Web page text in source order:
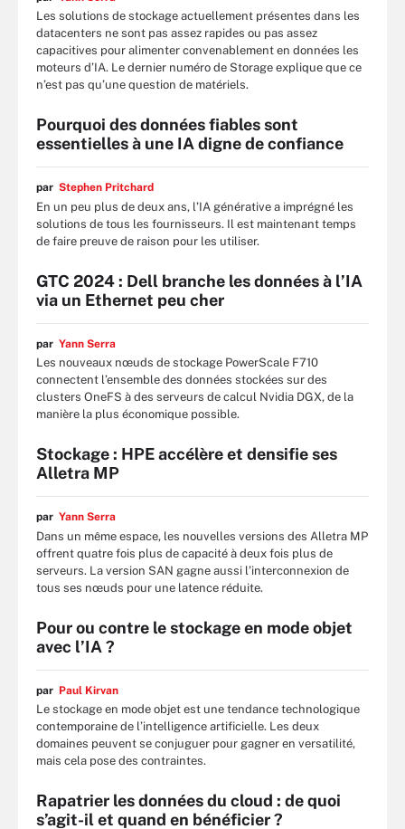
Les solutions de stockage actuellement présentes dans les
datacenters ne sont pas assez rapides ou pas assez
capacitives pour alimenter convenablement en données les
moteurs d’IA. Le dernier numéro de Storage explique que ce
n’est pas qu’une question de matériels.
Pourquoi des données fiables sont
essentielles à une IA digne de confiance
par Stephen Pritchard
En un peu plus de deux ans, l’IA générative a imprégné les
solutions de tous les fournisseurs. Il est maintenant temps
de faire preuve de raison pour les utiliser.
GTC 2024 : Dell branche les données à l’IA
via un Ethernet peu cher
par Yann Serra
Les nouveaux nœuds de stockage PowerScale F710
connectent l’ensemble des données stockées sur des
clusters OneFS à des serveurs de calcul Nvidia DGX, de la
manière la plus économique possible.
Stockage : HPE accélère et densifie ses
Alletra MP
par Yann Serra
Dans un même espace, les nouvelles versions des Alletra MP
offrent quatre fois plus de capacité à deux fois plus de
serveurs. La version SAN gagne aussi l’interconnexion de
tous ses nœuds pour une latence réduite.
Pour ou contre le stockage en mode objet
avec l’IA ?
par Paul Kirvan
Le stockage en mode objet est une tendance technologique
contemporaine de l’intelligence artificielle. Les deux
domaines peuvent se conjuguer pour gagner en versatilité,
mais cela pose des contraintes.
Rapatrier les données du cloud : de quoi
s’agit-il et quand en bénéficier ?